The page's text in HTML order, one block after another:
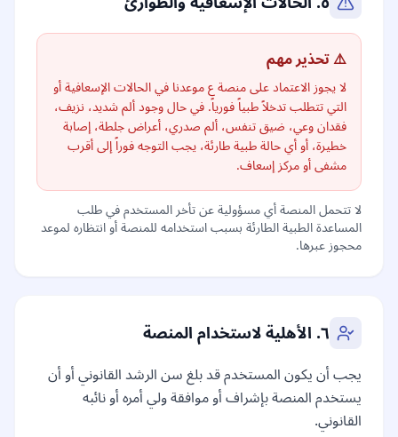
⚠️ تحذير مهم
لا يجوز الاعتماد على منصة ع موعدنا في الحالات الإسعافية أو
التي تتطلب تدخلاً طبياً فورياً. في حال وجود ألم شديد، نزيف،
فقدان وعي، ضيق تنفس، ألم صدري، أعراض جلطة، إصابة
خطيرة، أو أي حالة طبية طارئة، يجب التوجه فوراً إلى أقرب
مشفى أو مركز إسعاف.
لا تتحمل المنصة أي مسؤولية عن تأخر المستخدم في طلب
المساعدة الطبية الطارئة بسبب استخدامه للمنصة أو انتظاره لموعد
محجوز عبرها.
٦. الأهلية لاستخدام المنصة
يجب أن يكون المستخدم قد بلغ سن الرشد القانوني أو أن
يستخدم المنصة بإشراف أو موافقة ولي أمره أو نائبه
القانوني.